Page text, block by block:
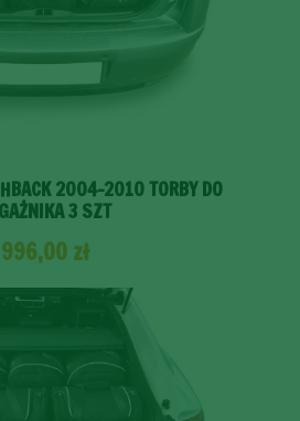
2004-2010 TORBY DO
3 SZT
996,00 zł